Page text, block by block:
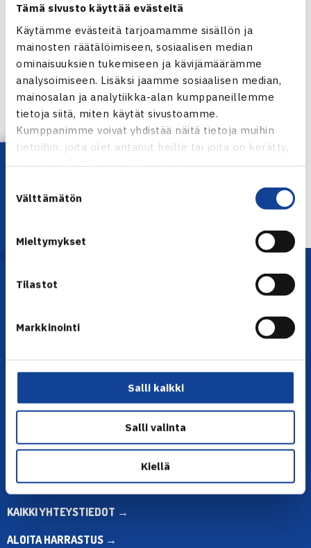
Tämä sivusto käyttää evästeitä
Käytämme evästeitä tarjoamamme sisällön ja
mainosten räätälöimiseen, sosiaalisen median
ominaisuuksien tukemiseen ja kävijämäärämme
analysoimiseen. Lisäksi jaamme sosiaalisen median,
mainosalan ja analytiikka-alan kumppaneillemme
tietoja siitä, miten käytät sivustoamme.
Kumppanimme voivat yhdistää näitä tietoja muihin
tietoihin, joita olet antanut heille tai joita on kerätty,
kun olet käyttänyt heidän palvelujaan.
valinta
Välttämätön
Mieltymykset
Tilastot
Markkinointi
Salli kaikki
Salli valinta
Kiellä
← Edellinen
Lataa OmaTennis!
YHTEYSTIEDOT
Olympiastadion, Paavo Nurmen tie 1, 00250 Helsinki
ma-pe klo 10.00-12.00
Muina aikoina olkaa yhteydessä
sähköpostitse: toimisto@tennis.fi
KAIKKI YHTEYSTIEDOT →
ALOITA HARRASTUS →